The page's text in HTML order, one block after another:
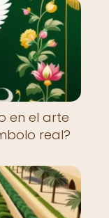
en el arte
real?